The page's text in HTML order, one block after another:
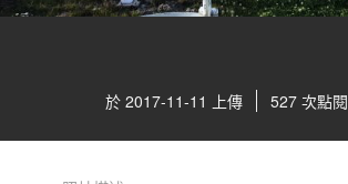
於 2017-11-11 上傳 527 次點閱